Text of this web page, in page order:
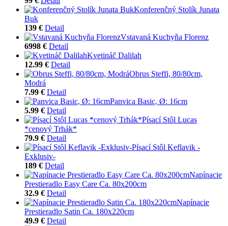
Konferenčný Stolík Junata
Buk
139 € Detail
Vstavaná Kuchyňa Florenz
6998 € Detail
Kvetináč Dalilah
12.99 € Detail
Obrus Steffi, 80/80cm,
Modrá
7.99 € Detail
Panvica Basic, Ø: 16cm
5.99 € Detail
Písací Stôl Lucas
*cenový Trhák*
79.9 € Detail
Písací Stôl Keflavik -
Exklusiv-
189 € Detail
Napínacie
Prestieradlo Easy Care Ca. 80x200cm
32.9 € Detail
Napínacie
Prestieradlo Satin Ca. 180x220cm
49.9 € Detail